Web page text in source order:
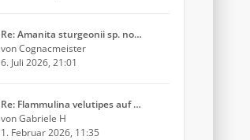
Re: Amanita sturgeonii sp. no…
vonCognacmeister
6. Juli 2026, 21:01
Re: Flammulina velutipes auf …
vonGabriele H
1. Februar 2026, 11:35